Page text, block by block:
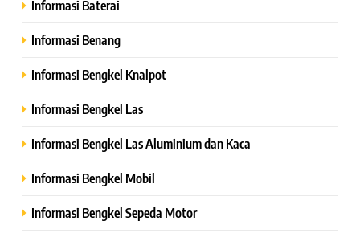
Informasi Baterai
Informasi Benang
Informasi Bengkel Knalpot
Informasi Bengkel Las
Informasi Bengkel Las Aluminium dan Kaca
Informasi Bengkel Mobil
Informasi Bengkel Sepeda Motor